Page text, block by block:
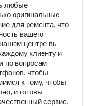
любые
оригинальные
для ремонта, что
вашего
центре вы
клиенту и
по вопросам
чтобы
к тому, чтобы
и готовы
сервис.